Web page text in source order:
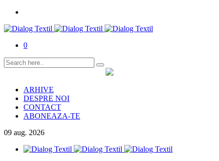
0
ARHIVE
DESPRE NOI
CONTACT
ABONEAZA-TE
09 aug. 2026